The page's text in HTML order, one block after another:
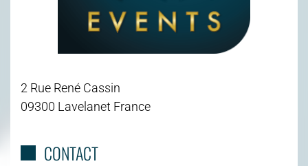
2 Rue René Cassin
09300 Lavelanet France
CONTACT